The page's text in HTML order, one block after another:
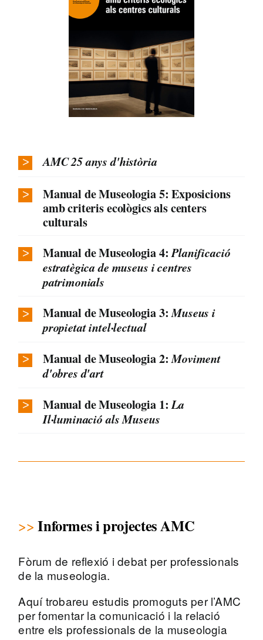
AMC 25 anys d'història
Manual de Museologia 5: Exposicions
amb criteris ecològics als centers
culturals
Manual de Museologia 4:Planificació
estratègica de museus i centres
patrimonials
Manual de Museologia 3:Museus i
propietat intel·lectual
Manual de Museologia 2:Moviment
d'obres d'art
Manual de Museologia 1:La
Il·luminació als Museus
Informes i projectes AMC
Fòrum de reflexió i debat per professionals
de la museologia.
Aquí trobareu estudis promoguts per l’AMC
per fomentar la comunicació i la relació
entre els professionals de la museologia